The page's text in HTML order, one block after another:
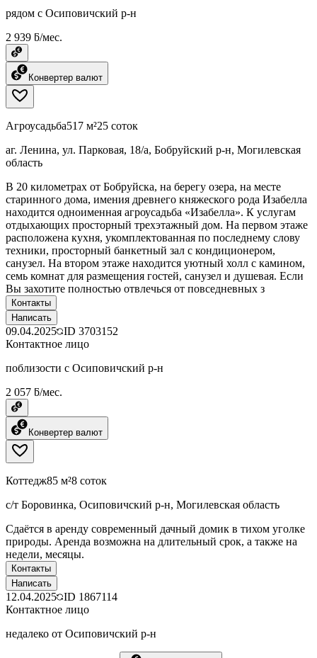
рядом с Осиповичский р-н
2 939 ƃ/мес.
Конвертер валют
Агроусадьба517 м²25 соток
аг. Ленина, ул. Парковая, 18/а, Бобруйский р-н, Могилевская
область
В 20 километрах от Бобруйска, на берегу озера, на месте
старинного дома, имения древнего княжеского рода Изабелла
находится одноименная агроусадьба «Изабелла». К услугам
отдыхающих просторный трехэтажный дом. На первом этаже
расположена кухня, укомплектованная по последнему слову
техники, просторный банкетный зал с кондиционером,
санузел. На втором этаже находится уютный холл с камином,
семь комнат для размещения гостей, санузел и душевая. Если
Вы захотите полностью отвлечься от повседневных з
Контакты
Написать
09.04.2025 ID 3703152
Контактное лицо
поблизости с Осиповичский р-н
2 057 ƃ/мес.
Конвертер валют
Коттедж85 м²8 соток
с/т Боровинка, Осиповичский р-н, Могилевская область
Сдаётся в аренду современный дачный домик в тихом уголке
природы. Аренда возможна на длительный срок, а также на
недели, месяцы.
Контакты
Написать
12.04.2025 ID 1867114
Контактное лицо
недалеко от Осиповичский р-н